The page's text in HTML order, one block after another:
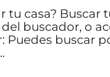
tu casa? Buscar
buscador, o
Puedes buscar